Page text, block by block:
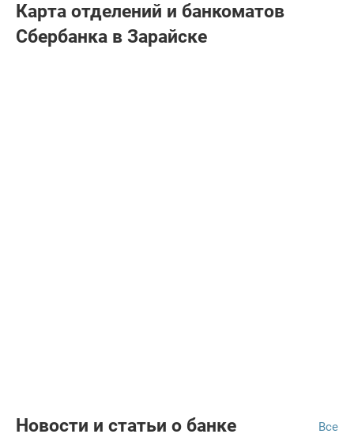
Карта отделений и банкоматов
Сбербанкa в Зарайске
Новости и статьи о банке Все